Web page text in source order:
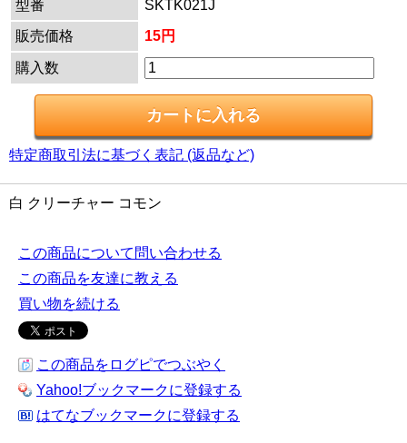
型番
SKTK021J
販売価格
15円
購入数
特定商取引法に基づく表記 (返品など)
白 クリーチャー コモン
この商品について問い合わせる
この商品を友達に教える
買い物を続ける
この商品をログピでつぶやく
Yahoo!ブックマークに登録する
はてなブックマークに登録する